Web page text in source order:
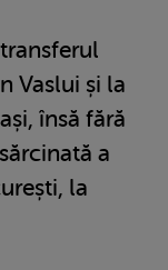
Vaslui și la
însă fără
a
la